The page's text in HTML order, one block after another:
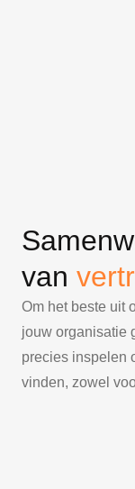
van
Om het beste uit
jouw organisatie
precies inspelen
vinden, zowel